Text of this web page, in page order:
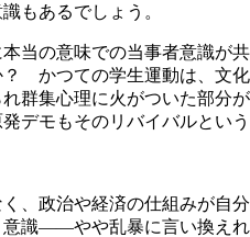
もあるでしょう。
当の意味での当事者意識が共
？ かつての学生運動は、文化
群集心理に火がついた部分が
デモもそのリバイバルという
、政治や経済の仕組みが自分
意識――やや乱暴に言い換えれ